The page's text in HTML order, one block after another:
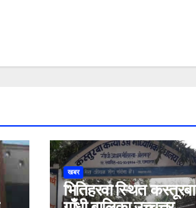
खबर
भितिहरवा स्थित कस्तूरबा